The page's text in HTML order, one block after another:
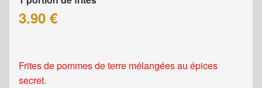
3.90 €
Frites de pommes de terre mélangées au épices
secret.